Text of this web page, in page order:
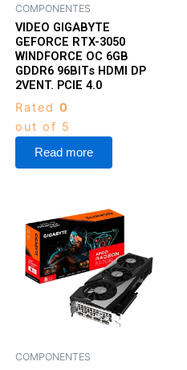
COMPONENTES
VIDEO GIGABYTE
GEFORCE RTX-3050
WINDFORCE OC 6GB
GDDR6 96BITs HDMI DP
2VENT. PCIE 4.0
Rated 0
out of 5
Read more
COMPONENTES